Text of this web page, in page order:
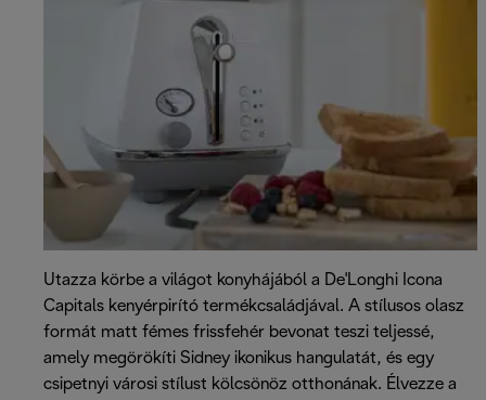
Utazza körbe a világot konyhájából a De'Longhi Icona
Capitals kenyérpirító termékcsaládjával. A stílusos olasz
formát matt fémes frissfehér bevonat teszi teljessé,
amely megörökíti Sidney ikonikus hangulatát, és egy
csipetnyi városi stílust kölcsönöz otthonának. Élvezze a